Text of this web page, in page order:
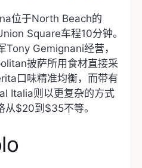
位于North Beach的
Square车程10分钟。
Tony Gemignani经营，
披萨所用食材直接采
口味精准均衡，而带有
Italia则以更复杂的方式
从$20到$35不等。